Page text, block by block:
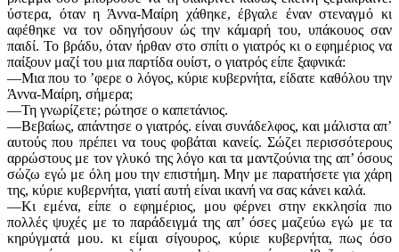
ύστερα, όταν η Άννα-Μαίρη χάθηκε, έβγαλε έναν στεναγμό κι
αφέθηκε να τον οδηγήσουν ώς την κάμαρή του, υπάκουος σαν
παιδί. Το βράδυ, όταν ήρθαν στο σπίτι ο γιατρός κι ο εφημέριος να
παίξουν μαζί του μια παρτίδα ουίστ, ο γιατρός είπε ξαφνικά:
—Μια που το ’φερε ο λόγος, κύριε κυβερνήτα, είδατε καθόλου την
Άννα-Μαίρη, σήμερα;
—Τη γνωρίζετε; ρώτησε ο καπετάνιος.
—Βεβαίως, απάντησε ο γιατρός. είναι συνάδελφος, και μάλιστα απ’
αυτούς που πρέπει να τους φοβάται κανείς. Σώζει περισσότερους
αρρώστους με τον γλυκό της λόγο και τα μαντζούνια της απ’ όσους
σώζω εγώ με όλη μου την επιστήμη. Μην με παρατήσετε για χάρη
της, κύριε κυβερνήτα, γιατί αυτή είναι ικανή να σας κάνει καλά.
—Κι εμένα, είπε ο εφημέριος, μου φέρνει στην εκκλησία πιο
πολλές ψυχές με το παράδειγμά της απ’ όσες μαζεύω εγώ με τα
κηρύγματά μου. κι είμαι σίγουρος, κύριε κυβερνήτα, πως όσο